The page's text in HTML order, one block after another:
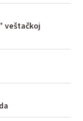
veštačkoj